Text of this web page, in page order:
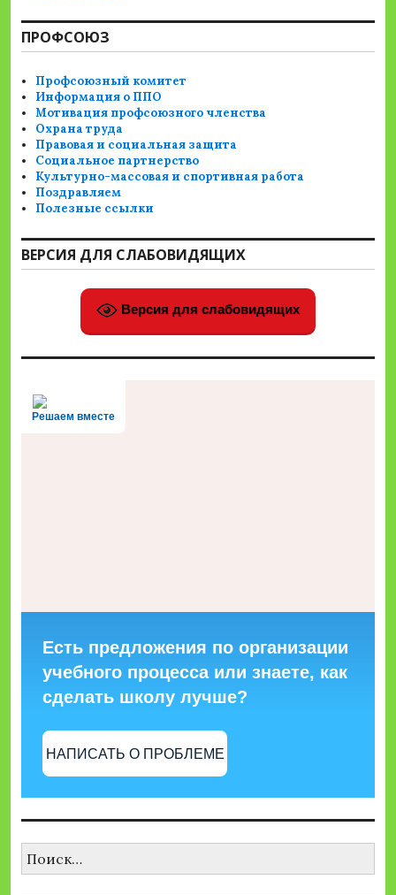
ПРОФСОЮЗ
Профсоюзный комитет
Информация о ППО
Мотивация профсоюзного членства
Охрана труда
Правовая и социальная защита
Социальное партнерство
Культурно-массовая и спортивная работа
Поздравляем
Полезные ссылки
ВЕРСИЯ ДЛЯ СЛАБОВИДЯЩИХ
Версия для слабовидящих
Решаем вместе
Есть предложения по организации
учебного процесса или знаете, как
сделать школу лучше?
НАПИСАТЬ О ПРОБЛЕМЕ